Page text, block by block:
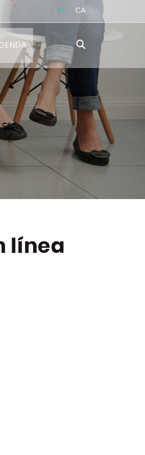
ES CA
línea